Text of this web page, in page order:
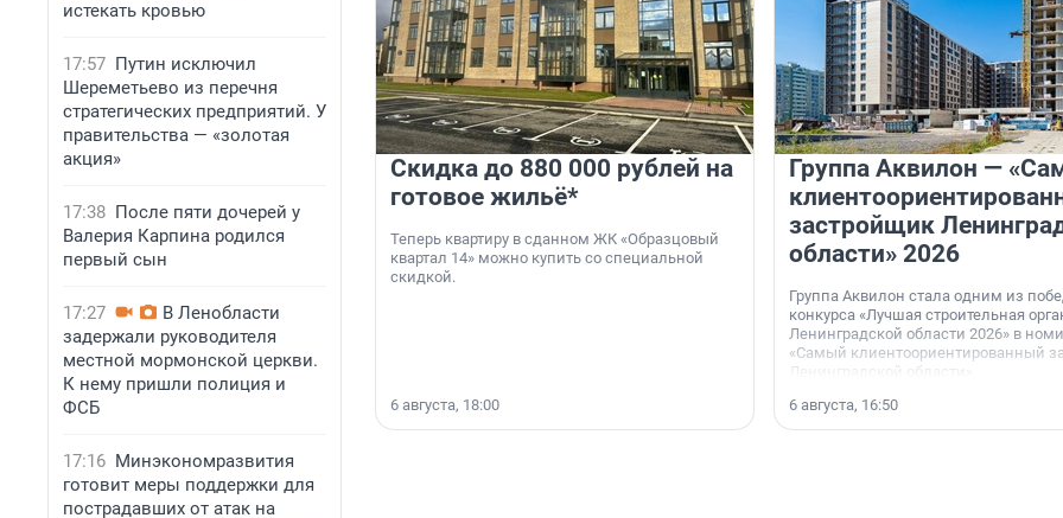
истекать кровью
17:57 Путин исключил
Шереметьево из перечня
стратегических предприятий. У
правительства — «золотая
акция»
17:38 После пяти дочерей у
Валерия Карпина родился
первый сын
17:27
В Ленобласти
задержали руководителя
местной мормонской церкви.
К нему пришли полиция и
ФСБ
17:16 Минэкономразвития
готовит меры поддержки для
пострадавших от атак на
Скидка до 880 000 рублей на
готовое жильё*
Теперь квартиру в сданном ЖК «Образцовый
квартал 14» можно купить со специальной
скидкой.
6 августа, 18:00
Группа Аквилон —
застройщик
области» 2026
Группа Аквилон стала одним из
конкурса «Лучшая строительная
Ленинградской области 2026» в
«Самый клиентоориентированный
Ленинградской области».
6 августа, 16:50